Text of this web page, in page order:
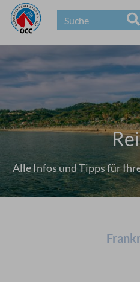
Alle Infos und Tipps für